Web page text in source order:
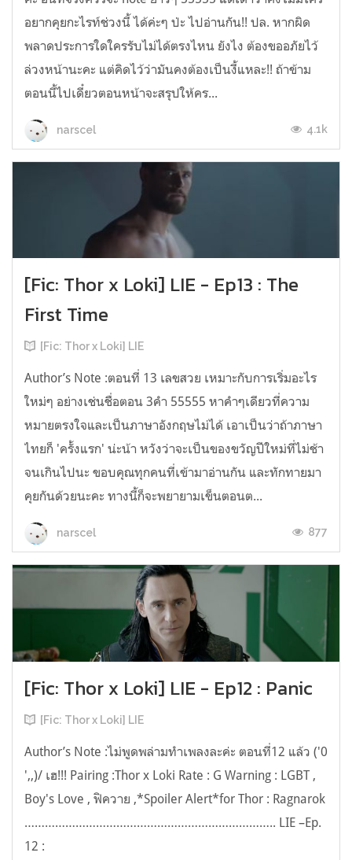
อยากคุยกะไรท์ช่วงนี้ ได้ค่ะๆ ป่ะ ไปอ่านกัน!! ปล. หากผิด
พลาดประการใดใครรับไม่ได้ตรงไหน ยังไง ต้องขออภัยไว้
ล่วงหน้านะคะ แต่คิดไว้ว่ามันคงต้องเป็นงี้แหละ!! ถ้าข้าม
ตอนนี้ไปเดี๋ยวตอนหน้าจะสรุปให้คร...
narscel 4.1k
[Fic: Thor x Loki] LIE - Ep13 : The
First Time
[Fic: Thor x Loki] LIE
Author’s Note :ตอนที่ 13 เลขสวย เหมาะกับการเริ่มอะไร
ใหม่ๆ อย่างเช่นชื่อตอน 3คำ 55555 หาคำๆเดียวที่ความ
หมายตรงใจและเป็นภาษาอังกฤษไม่ได้ เอาเป็นว่าถ้าภาษา
ไทยก็ 'ครั้งแรก' น่ะน้า หวังว่าจะเป็นของขวัญปีใหม่ที่ไม่ช้า
จนเกินไปนะ ขอบคุณทุกคนที่เข้ามาอ่านกัน และทักทายมา
คุยกันด้วยนะคะ ทางนี้ก็จะพยายามเข็นตอนต...
narscel 877
[Fic: Thor x Loki] LIE - Ep12 : Panic
[Fic: Thor x Loki] LIE
Author’s Note :ไม่พูดพล่ามทำเพลงละค่ะ ตอนที่12 แล้ว ('0
',,)/ เฮ!!! Pairing :Thor x Loki Rate : G Warning : LGBT ,
Boy's Love , ฟิควาย ,*Spoiler Alert*for Thor : Ragnarok
……………………………………………………………….. LIE –Ep.
12 :